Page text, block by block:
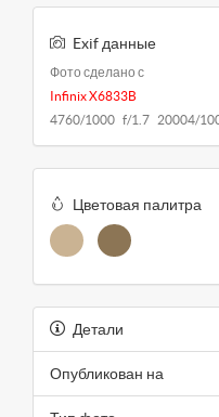
Exif данные
Фото сделано с
Infinix X6833B
4760/1000 f/1.7 20004/
Цветовая палитра
Детали
Опубликован на